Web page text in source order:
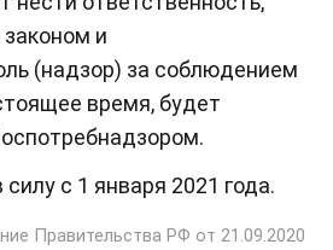
и
(надзор) за соблюдением
время, будет
с 1 января 2021 года.
Правительства РФ от 21.09.2020